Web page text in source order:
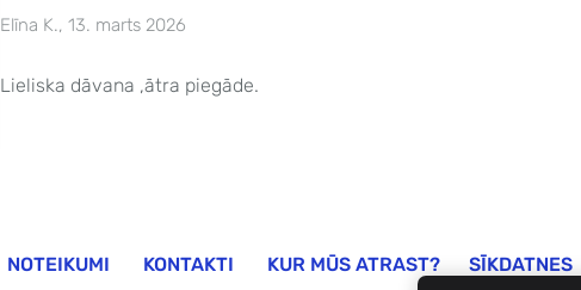
Elīna K., 13. marts 2026
Lieliska dāvana ,ātra piegāde.
NOTEIKUMI KONTAKTI KUR MŪS ATRAST? SĪKDATNES